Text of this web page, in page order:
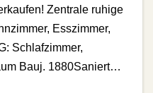
Zentrale ruhige
Esszimmer,
Schlafzimmer,
Bauj. 1880Saniert…